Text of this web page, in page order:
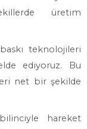
üretim
teknolojileri
ediyoruz. Bu
net bir şekilde
hareket